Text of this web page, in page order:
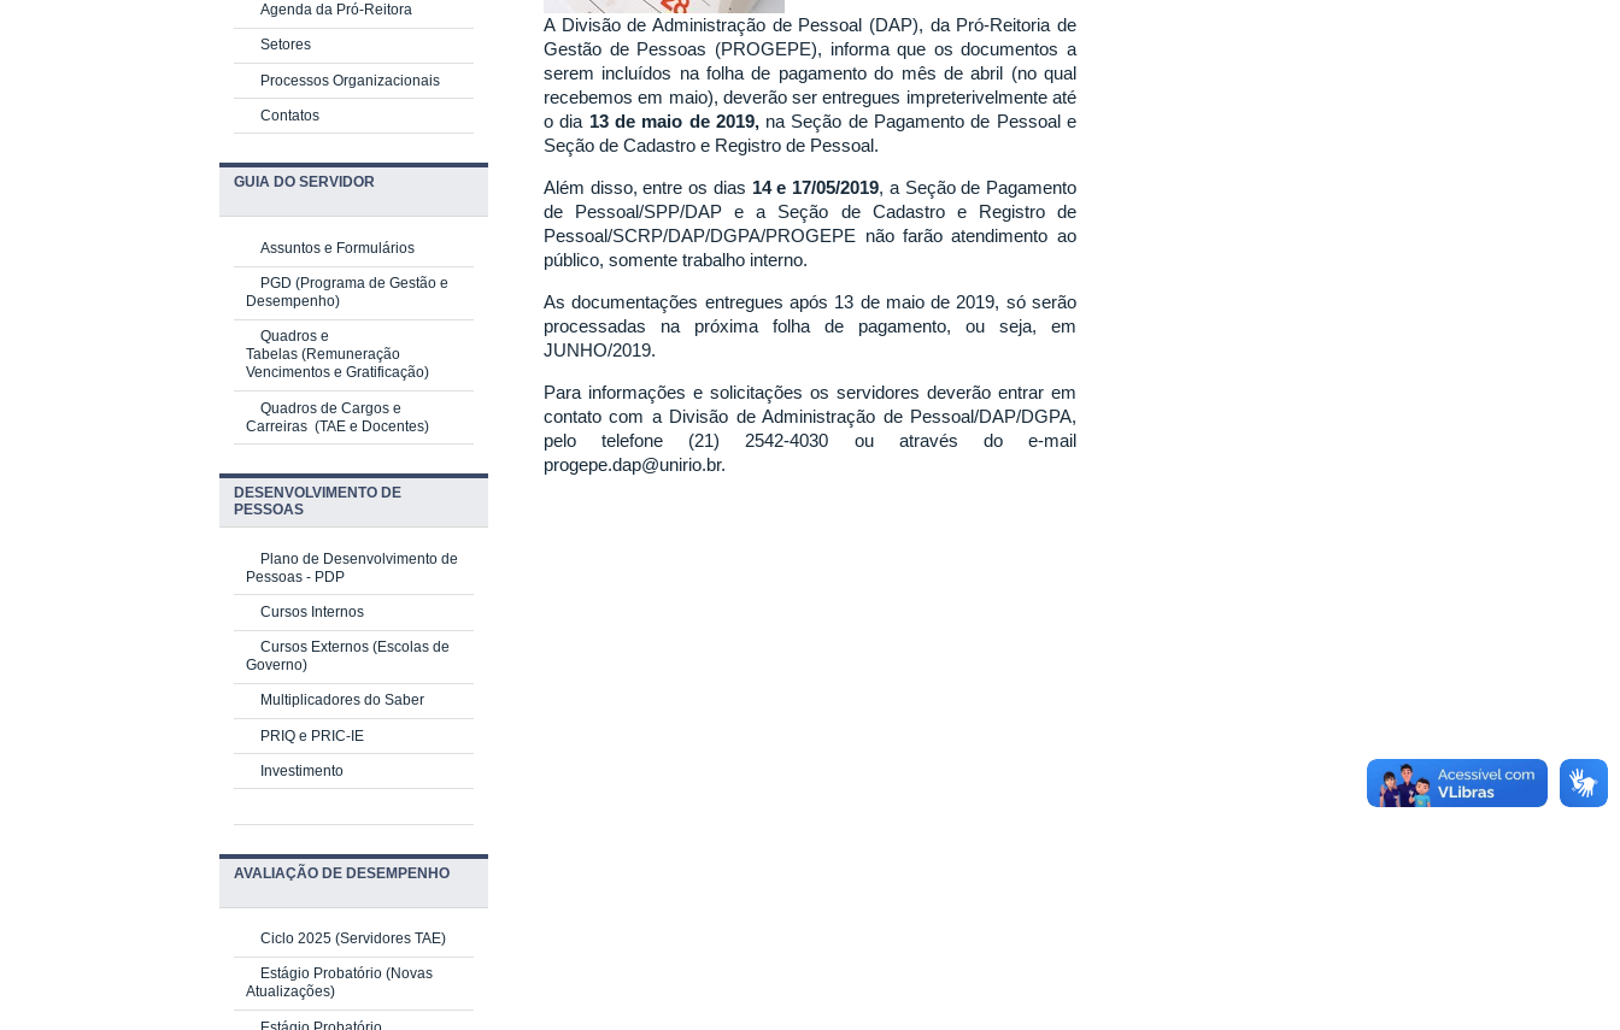
A Divisão de Administração de Pessoal (DAP), da Pró-Reitoria de
Gestão de Pessoas (PROGEPE), informa que os documentos a
serem incluídos na folha de pagamento do mês de abril (no qual
recebemos em maio), deverão ser entregues impreterivelmente até
o dia 13 de maio de 2019,na Seção de Pagamento de Pessoal e
Seção de Cadastro e Registro de Pessoal.
Além disso, entre os dias 14 e 17/05/2019, a Seção de Pagamento
de Pessoal/SPP/DAP e a Seção de Cadastro e Registro de
Pessoal/SCRP/DAP/DGPA/PROGEPE não farão atendimento ao
público, somente trabalho interno.
As documentações entregues após 13 de maio de 2019, só serão
processadas na próxima folha de pagamento, ou seja, em
JUNHO/2019.
Para informações e solicitações os servidores deverão entrar em
contato com a Divisão de Administração de Pessoal/DAP/DGPA,
pelo telefone (21) 2542-4030 ou através do e-mail
progepe.dap@unirio.br.
Agenda da Pró-Reitora
Setores
Processos Organizacionais
Contatos
GUIA DO SERVIDOR
Assuntos e Formulários
PGD (Programa de Gestão e
Desempenho)
Quadros e
Tabelas (Remuneração
Vencimentos e Gratificação)
Quadros de Cargos e
Carreiras (TAE e Docentes)
DESENVOLVIMENTO DE
PESSOAS
Plano de Desenvolvimento de
Pessoas - PDP
Cursos Internos
Cursos Externos (Escolas de
Governo)
Multiplicadores do Saber
PRIQ e PRIC-IE
Investimento
AVALIAÇÃO DE DESEMPENHO
Ciclo 2025 (Servidores TAE)
Estágio Probatório (Novas
Atualizações)